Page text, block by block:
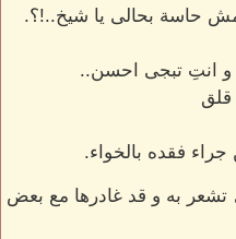
حاسة بحالى يا شيخ..!؟.
انتِ تبجى احسن..
قلق
فقده بالخواء.
تشعر به و قد غادرها مع بعض